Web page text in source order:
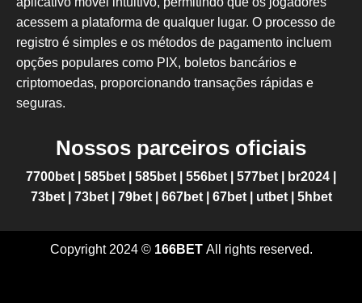
acessem a plataforma de qualquer lugar. O processo de
registro é simples e os métodos de pagamento incluem
opções populares como PIX, boletos bancários e
criptomoedas, proporcionando transações rápidas e
seguras.
Nossos parceiros oficiais
7700bet 585bet 585bet 556bet 577bet br2024
73bet| 73bet| 79bet| 667bet| 67bet| utbet| 5hbet
Copyright 2024 © 166BETAll rights reserved.